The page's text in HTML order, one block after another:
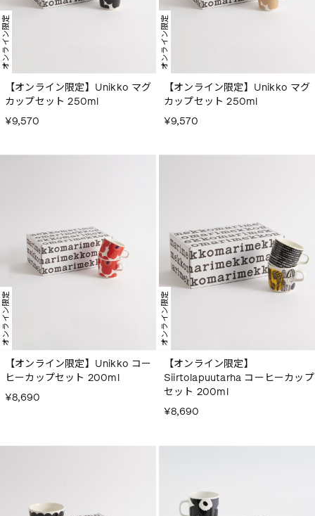
オンライン限定
【オンライン限定】Unikko マグ
カップセット 250ml
¥9,570
オンライン限定
【オンライン限定】Unikko マグ
カップセット 250ml
¥9,570
オンライン限定
【オンライン限定】Unikko コー
ヒーカップセット 200ml
¥8,690
オンライン限定
【オンライン限定】
Siirtolapuutarha コーヒーカップ
セット 200ml
¥8,690